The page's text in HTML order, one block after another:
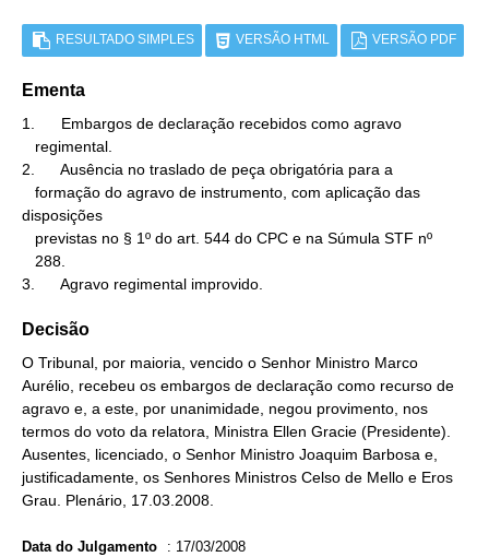
RESULTADO SIMPLES VERSÃO HTML VERSÃO PDF
Ementa
1.      Embargos de declaração recebidos como agravo
2.      Ausência no traslado de peça obrigatória para a
disposições
3.      Agravo regimental improvido.
Decisão
O Tribunal, por maioria, vencido o Senhor Ministro Marco
Aurélio, recebeu os embargos de declaração como recurso de
agravo e, a este, por unanimidade, negou provimento, nos
termos do voto da relatora, Ministra Ellen Gracie (Presidente).
Ausentes, licenciado, o Senhor Ministro Joaquim Barbosa e,
justificadamente, os Senhores Ministros Celso de Mello e Eros
Grau. Plenário, 17.03.2008.
Data do Julgamento : 17/03/2008